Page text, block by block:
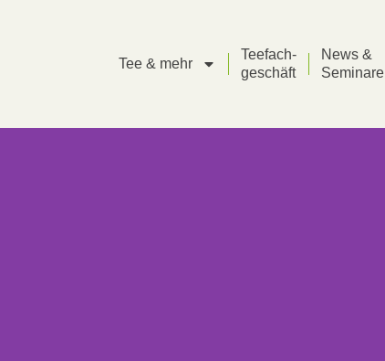
Tee & mehr
Teefach-
geschäft
News &
Seminare